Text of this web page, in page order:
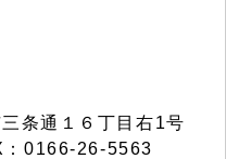
条通１６丁目右1号
0166-26-5563